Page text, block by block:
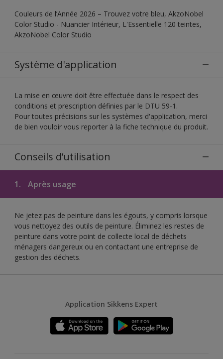
Couleurs de l’Année 2026 – Trouvez votre bleu, AkzoNobel
Color Studio - Nuancier Intérieur, L'Essentielle 120 teintes,
AkzoNobel Color Studio
Système d'application
La mise en œuvre doit être effectuée dans le respect des
conditions et prescription définies par le DTU 59-1.
Pour toutes précisions sur les systèmes d'application, merci
de bien vouloir vous reporter à la fiche technique du produit.
Conseils d’utilisation
1. Après usage
Ne jetez pas de peinture dans les égouts, y compris lorsque
vous nettoyez des outils de peinture. Éliminez les restes de
peinture dans votre point de collecte local de déchets
ménagers dangereux ou en contactant une entreprise de
gestion des déchets.
Application Sikkens Expert